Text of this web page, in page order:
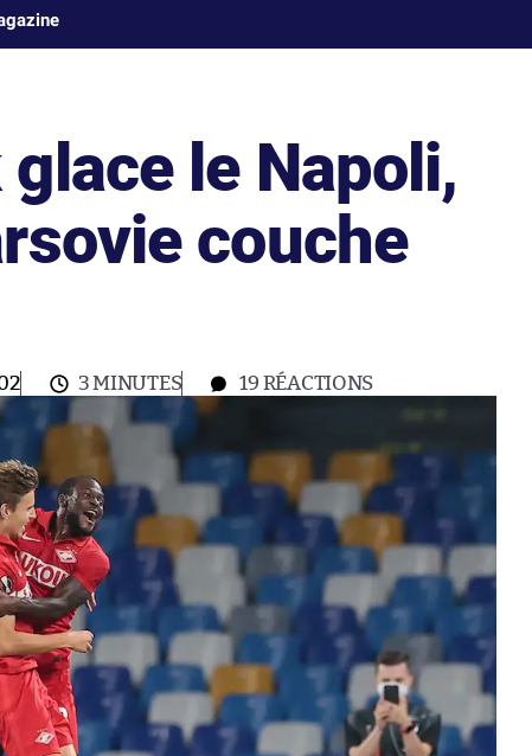
le Napoli,
couche
3 MINUTES 19 RÉACTIONS